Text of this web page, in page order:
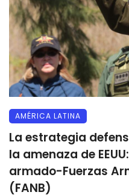
AMÉRICA LATINA
La estrategia
la amenaza de
armado-Fuerzas
(FANB)